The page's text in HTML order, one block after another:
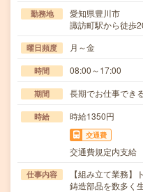
勤務地
愛知県豊川市
諏訪町駅から徒歩
曜日頻度 月～金
時間 08:00～17:00
期間 長期でお仕事でき
時給 時給1350円
交通費
交通費規定内支給
仕事内容
【組み立て業務】
鋳造部品を数多く